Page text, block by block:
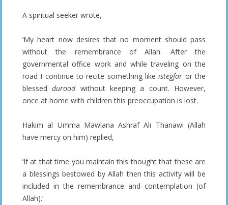
A spiritual seeker wrote,
‘My heart now desires that no moment should pass
without the remembrance of Allah. After the
governmental office work and while traveling on the
road I continue to recite something likeistegfar or the
blessedduroodwithout keeping a count. However,
once at home with children this preoccupation is lost.
Hakim al Umma Mawlana Ashraf Ali Thanawi (Allah
have mercy on him) replied,
‘If at that time you maintain this thought that these are
a blessings bestowed by Allah then this activity will be
included in the remembrance and contemplation (of
Allah).’